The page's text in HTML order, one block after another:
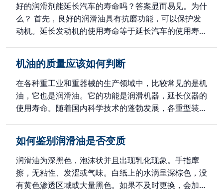
好的润滑剂能延长汽车的寿命吗？答案显而易见。为什
么？ 首先，良好的润滑油具有抗磨功能，可以保护发
动机。延长发动机的使用寿命等于延长汽车的使用寿
止汽车自燃、温度过高时汽车运行中出现问题、发动机
内部发红发热，防止汽车磨损加剧。 第三，良好的润
滑油可以在冬季或夏季顺利启动。如果在冬季不能顺利
起动，将对发动机产生严重影响。 第四，在慢速带车
时，如果不添加好的润滑油，发动机机油可能无法充分
机油的质量应该如何判断
在各种重工业和重器械的生产领域中，比较常见的是机
油，它也是润滑油。它的功能是润滑机器，延长仪器的
使用寿命。随着国内科学技术的蓬勃发展，各重型装备
在各种应用中，如何判断发动机机油的质量呢？下面请
听润滑油厂家的详细介绍。 众所周知，发动机机油的
种类很多，但好的机油有利于设备的运行质量。以下是
判断其质量的简单方法。我希望它能有所帮助。 1、
粘度检测 将符合质量标准的润滑油放入试管内，用软
如何鉴别润滑油是否变质
润滑油为深黑色，泡沫状并且出现乳化现象。手指摩
擦，无粘性、发涩或气味。白纸上的水滴呈深棕色，没
有黄色渗透区域或大量黑色。如果不及时更换，会加速